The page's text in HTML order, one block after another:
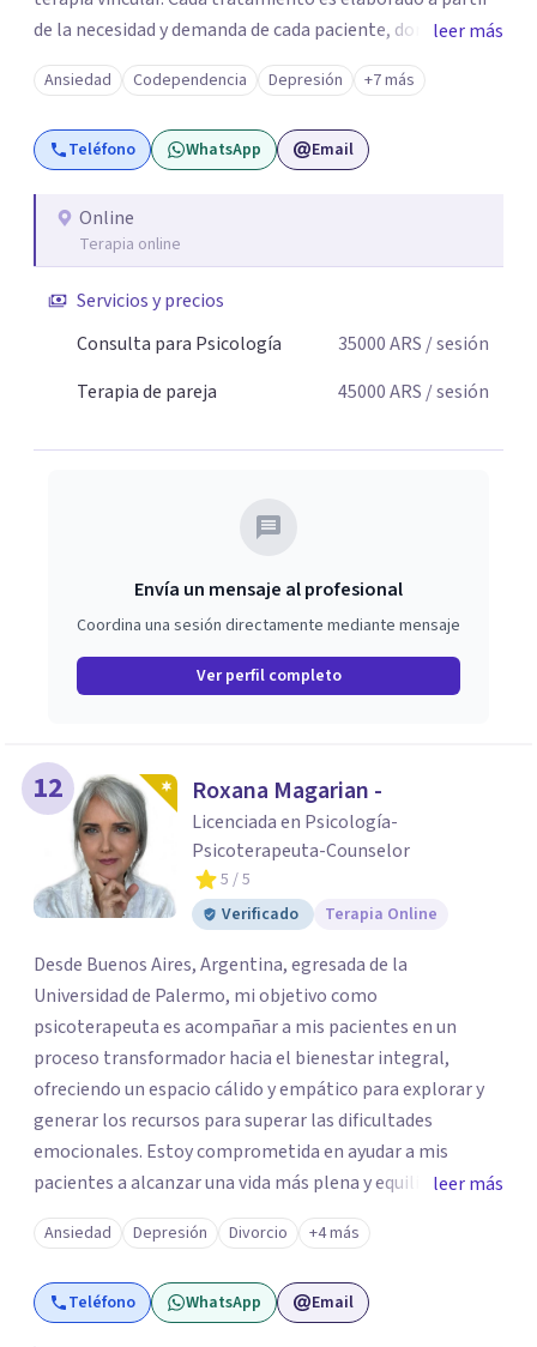
de la necesidad y demanda de cada paciente, donde
ambos vamos ejercer un papel activo en la orientación de
la terapia. Para ello utilizo recursos técnicos amplios y
flexibles, adaptados al momento y problemática de cada
persona.
leer más
Ansiedad Codependencia Depresión +7 más
Teléfono WhatsApp Email
Online
Terapia online
Servicios y precios
Consulta para Psicología
35000ARS / sesión
Terapia de pareja
45000ARS / sesión
Envía un mensaje al profesional
Coordina una sesión directamente mediante mensaje
Ver perfil completo
12 Roxana Magarian -
Licenciada en Psicología-
Psicoterapeuta-Counselor
5 / 5
Verificado
Terapia Online
Desde Buenos Aires, Argentina, egresada de la
Universidad de Palermo, mi objetivo como
psicoterapeuta es acompañar a mis pacientes en un
proceso transformador hacia el bienestar integral,
ofreciendo un espacio cálido y empático para explorar y
generar los recursos para superar las dificultades
emocionales. Estoy comprometida en ayudar a mis
pacientes a alcanzar una vida más plena y equilibrada. Si
estás atravesando una crisis y sentís que necesitás ayuda
o quisieras profundizar en tu autoconocimiento, te invito
a que me contactes para acompañarte en el proceso.
leer más
Ansiedad Depresión Divorcio +4 más
Teléfono WhatsApp Email